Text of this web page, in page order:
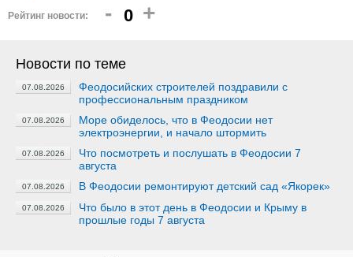
Рейтинг новости: - 0 +
Новости по теме
07.08.2026
Феодосийских строителей поздравили с
профессиональным праздником
07.08.2026
Море обиделось, что в Феодосии нет
электроэнергии, и начало штормить
07.08.2026
Что посмотреть и послушать в Феодосии 7
августа
07.08.2026 В Феодосии ремонтируют детский сад «Якорек»
07.08.2026
Что было в этот день в Феодосии и Крыму в
прошлые годы 7 августа